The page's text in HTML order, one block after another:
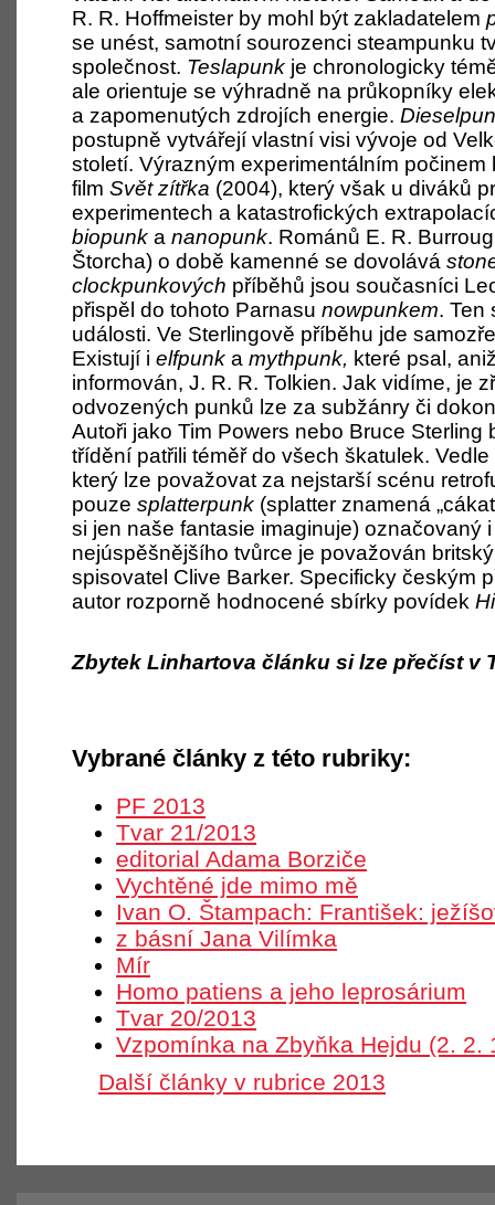
R. R. Hoffmeister by mohl být zakladatelem
se unést, samotní sourozenci steampunku
společnost. Teslapunk je chronologicky
ale orientuje se výhradně na průkopníky
a zapomenutých zdrojích energie.
postupně vytvářejí vlastní visi vývoje od
století. Výrazným experimentálním
film Svět zítřka (2004), který však u diváků
experimentech a katastrofických
biopunk a nanopunk. Románů E. R.
Štorcha) o době kamenné se dovolává
clockpunkových příběhů jsou současníci
přispěl do tohoto Parnasu nowpunkem. Ten
události. Ve Sterlingově příběhu jde
Existují i elfpunk a myth­punk, které psal,
informován, J. R. R. Tolkien. Jak vidíme, je
odvozených punků lze za subžánry či
Autoři jako Tim Powers nebo Bruce
třídění patřili téměř do všech škatulek.
který lze považovat za nejstarší scénu
pouze splatterpunk (splatter znamená
si jen naše fantasie imaginuje) označovaný i
nejúspěšnějšího tvůrce je považován
spisovatel Clive Barker. Specificky českým
autor rozporně hodnocené sbírky povídek
Zbytek Linhartova článku si lze přečíst v
Vybrané články z této rubriky:
PF 2013
Tvar 21/2013
editorial Adama Borziče
Vychtěné jde mimo mě
Ivan O. Štampach: František:
z básní Jana Vilímka
Mír
Homo patiens a jeho leprosárium
Tvar 20/2013
Vzpomínka na Zbyňka Hejdu (2. 2.
Další články v rubrice 2013